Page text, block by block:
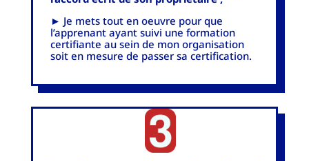
► Je mets tout en oeuvre pour que
l’apprenant ayant suivi une formation
certifiante au sein de mon organisation
soit en mesure de passer sa certification.